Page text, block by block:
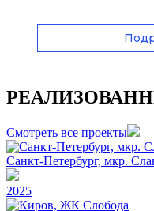
Смотреть все проекты
Санкт-Петербург, мкр.
2025